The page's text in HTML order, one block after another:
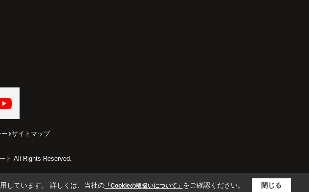
サイトマップ
ト All Rights Reserved.
しています。 詳しくは、当社の「Cookieの取扱いについて」 をご確認ください。 閉じる